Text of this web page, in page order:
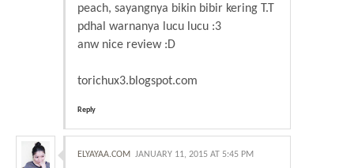
peach, sayangnya bikin bibir kering T.T
pdhal warnanya lucu lucu :3
anw nice review :D
torichux3.blogspot.com
Reply
ELYAYAA.COM JANUARY 11, 2015 AT 5:45 PM